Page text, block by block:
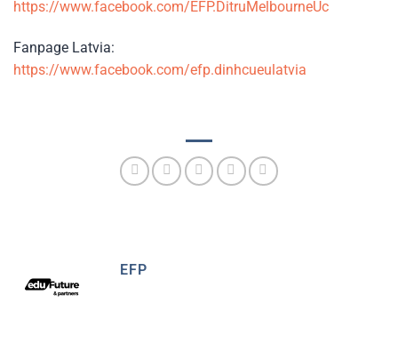
https://www.facebook.com/EFP.DitruMelbourneUc
Fanpage Latvia:
https://www.facebook.com/efp.dinhcueulatvia
EFP